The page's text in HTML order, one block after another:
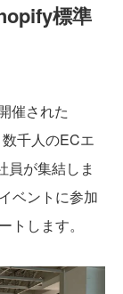
標準
催された
千人のECエ
員が集結しま
ベントに参加
トします。